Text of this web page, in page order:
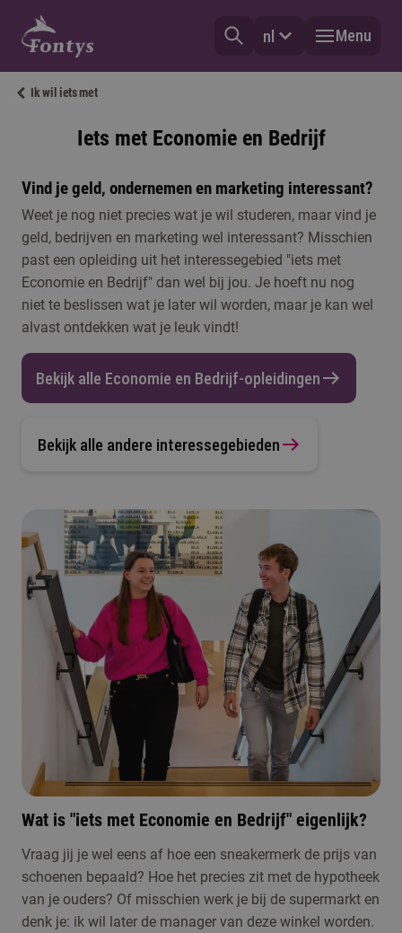
nl Menu
Ik wil iets met
Iets met Economie en Bedrijf
Vind je geld, ondernemen en marketing interessant?
Weet je nog niet precies wat je wil studeren, maar vind je
geld, bedrijven en marketing wel interessant? Misschien
past een opleiding uit het interessegebied "iets met
Economie en Bedrijf" dan wel bij jou. Je hoeft nu nog
niet te beslissen wat je later wil worden, maar je kan wel
alvast ontdekken wat je leuk vindt!
Bekijk alle Economie en Bedrijf-opleidingen
Bekijk alle andere interessegebieden
Wat is "iets met Economie en Bedrijf" eigenlijk?
Vraag jij je wel eens af hoe een sneakermerk de prijs van
schoenen bepaald? Hoe het precies zit met de hypotheek
van je ouders? Of misschien werk je bij de supermarkt en
denk je: ik wil later de manager van deze winkel worden.